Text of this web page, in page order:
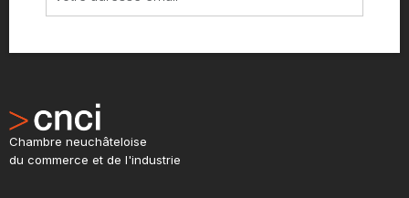
Chambre neuchâteloise
du commerce et de l'industrie